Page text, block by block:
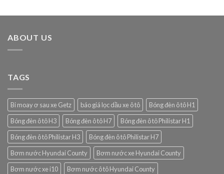
ABOUT US
TAGS
Bi moay ơ sau xe Getz báo giá lọc dầu xe ô tô
Bóng đèn ô tô H1
Bóng đèn ô tô H3
Bóng đèn ô tô H7
Bóng đèn ô tô Philistar H1
Bóng đèn ô tô Philistar H3
Bóng đèn ô tô Philistar H7
Bơm nước Hyundai County
Bơm nước xe Hyundai County
Bơm nước xe i10
Bơm nước ô tô Hyundai County